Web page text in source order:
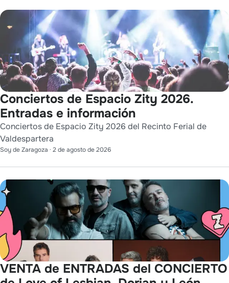
Conciertos de Espacio Zity 2026.
Entradas e información
Conciertos de Espacio Zity 2026 del Recinto Ferial de
Valdespartera
Soy de Zaragoza · 2 de agosto de 2026
VENTA de ENTRADAS del CONCIERTO